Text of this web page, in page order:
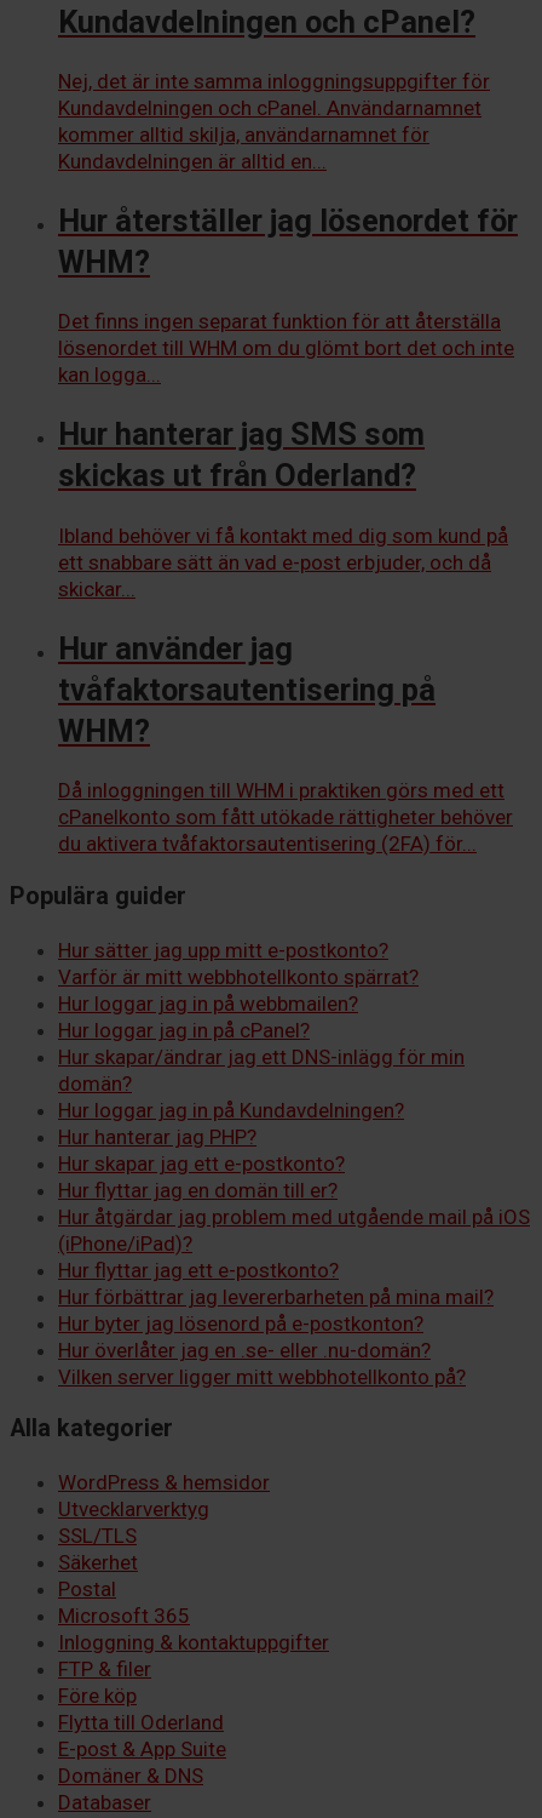
Kundavdelningen och cPanel?
Nej, det är inte samma inloggningsuppgifter för
Kundavdelningen och cPanel. Användarnamnet
kommer alltid skilja, användarnamnet för
Kundavdelningen är alltid en...
Hur återställer jag lösenordet för
WHM?
Det finns ingen separat funktion för att återställa
lösenordet till WHM om du glömt bort det och inte
kan logga...
Hur hanterar jag SMS som
skickas ut från Oderland?
Ibland behöver vi få kontakt med dig som kund på
ett snabbare sätt än vad e-post erbjuder, och då
skickar...
Hur använder jag
tvåfaktorsautentisering på
WHM?
Då inloggningen till WHM i praktiken görs med ett
cPanelkonto som fått utökade rättigheter behöver
du aktivera tvåfaktorsautentisering (2FA) för...
Populära guider
Hur sätter jag upp mitt e-postkonto?
Varför är mitt webbhotellkonto spärrat?
Hur loggar jag in på webbmailen?
Hur loggar jag in på cPanel?
Hur skapar/ändrar jag ett DNS-inlägg för min
domän?
Hur loggar jag in på Kundavdelningen?
Hur hanterar jag PHP?
Hur skapar jag ett e-postkonto?
Hur flyttar jag en domän till er?
Hur åtgärdar jag problem med utgående mail på iOS
(iPhone/iPad)?
Hur flyttar jag ett e-postkonto?
Hur förbättrar jag levererbarheten på mina mail?
Hur byter jag lösenord på e-postkonton?
Hur överlåter jag en .se- eller .nu-domän?
Vilken server ligger mitt webbhotellkonto på?
Alla kategorier
WordPress & hemsidor
Utvecklarverktyg
SSL/TLS
Säkerhet
Postal
Microsoft 365
Inloggning & kontaktuppgifter
FTP & filer
Före köp
Flytta till Oderland
E-post & App Suite
Domäner & DNS
Databaser